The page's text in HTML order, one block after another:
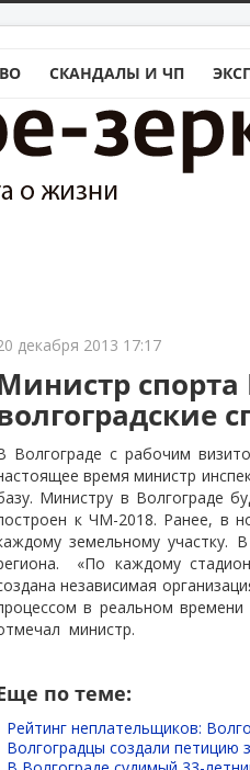
СКАНДАЛЫ И ЧП
декабря 2013 17:17
Волгограде с рабочим
время министр
Министру в Волгограде
к ЧМ-2018. Ранее, в
земельному участку.
«По каждому
независимая
в реальном
министр.
по теме:
Рейтинг неплательщиков:
Волгоградцы создали